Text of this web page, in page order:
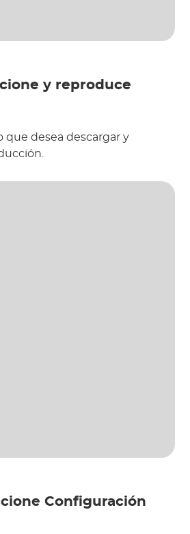
y reproduce
que desea descargar y
Configuración